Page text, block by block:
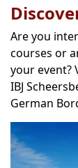
Are you
courses or
your event?
IBJ
German